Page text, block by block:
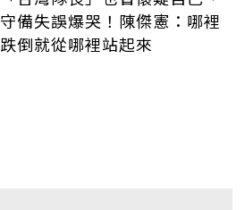
守備失誤爆哭！陳傑憲：哪裡
跌倒就從哪裡站起來